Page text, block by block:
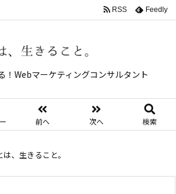
！Webマーケティングコンサルタント
前へ 次へ 検索
RSS Feedly
、生きること。